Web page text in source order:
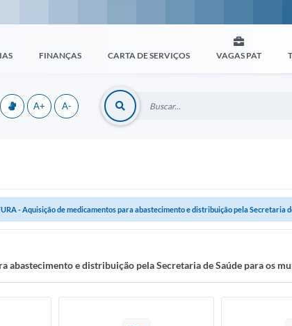
FINANÇAS CARTA DE SERVIÇOS VAGAS PAT
A+ A-
- Aquisição de medicamentos para abastecimento e distribuição pela Secretaria
abastecimento e distribuição pela Secretaria de Saúde para os